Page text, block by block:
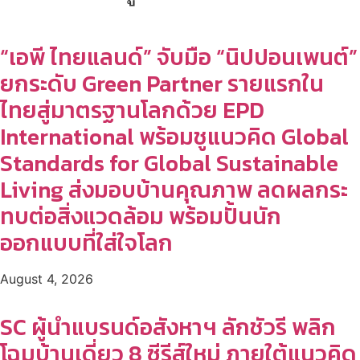
“เอพี ไทยแลนด์” จับมือ “นิปปอนเพนต์”
ยกระดับ Green Partner รายแรกใน
ไทยสู่มาตรฐานโลกด้วย EPD
International พร้อมชูแนวคิด Global
Standards for Global Sustainable
Living ส่งมอบบ้านคุณภาพ ลดผลกระ
ทบต่อสิ่งแวดล้อม พร้อมปั้นนัก
ออกแบบที่ใส่ใจโลก
August 4, 2026
SC ผู้นำแบรนด์อสังหาฯ ลักชัวรี พลิก